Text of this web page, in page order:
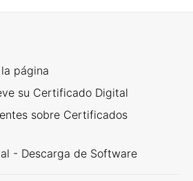
página
su Certificado Digital
sobre Certificados
- Descarga de Software